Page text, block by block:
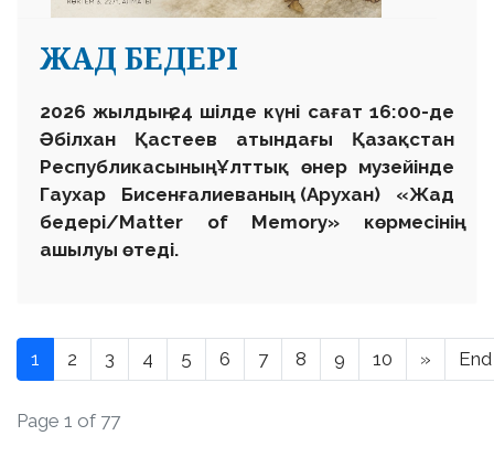
ЖАД БЕДЕРІ
2026 жылдың 24 шілде күні сағат 16:00-де
Әбілхан Қастеев атындағы Қазақстан
Республикасының Ұлттық өнер музейінде
Гаухар Бисенғалиеваның (Арухан) «Жад
бедері/Matter of Memory» көрмесінің
ашылуы өтеді.
1 2 3 4 5 6 7 8 9 10 » End
Page 1 of 77